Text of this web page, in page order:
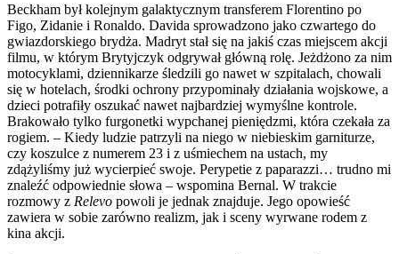
Beckham był kolejnym galaktycznym transferem Florentino po
Figo, Zidanie i Ronaldo. Davida sprowadzono jako czwartego do
gwiazdorskiego brydża. Madryt stał się na jakiś czas miejscem akcji
filmu, w którym Brytyjczyk odgrywał główną rolę. Jeżdżono za nim
motocyklami, dziennikarze śledzili go nawet w szpitalach, chowali
się w hotelach, środki ochrony przypominały działania wojskowe, a
dzieci potrafiły oszukać nawet najbardziej wymyślne kontrole.
Brakowało tylko furgonetki wypchanej pieniędzmi, która czekała za
rogiem. – Kiedy ludzie patrzyli na niego w niebieskim garniturze,
czy koszulce z numerem 23 i z uśmiechem na ustach, my
zdążyliśmy już wycierpieć swoje. Perypetie z paparazzi… trudno mi
znaleźć odpowiednie słowa – wspomina Bernal. W trakcie
rozmowy z Relevo powoli je jednak znajduje. Jego opowieść
zawiera w sobie zarówno realizm, jak i sceny wyrwane rodem z
kina akcji.